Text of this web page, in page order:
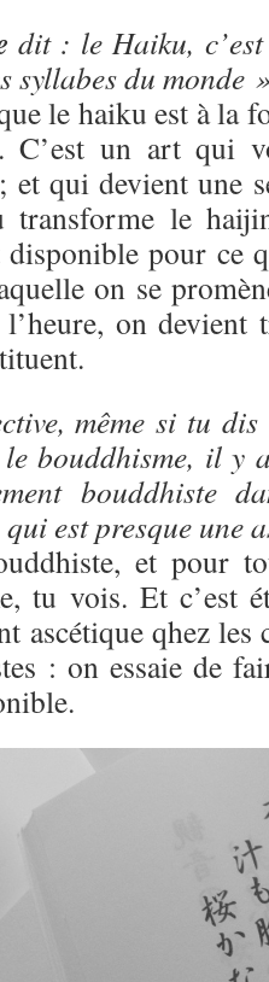
dit : le Haiku,
syllabes du monde
le haiku est à la
un art qui
et qui devient une
transforme le
pour ce
on se
on devient
même si tu
bouddhisme, il y
bouddhiste
est presque une
et pour
tu vois. Et c’est
ascétique qhez
: on essaie de